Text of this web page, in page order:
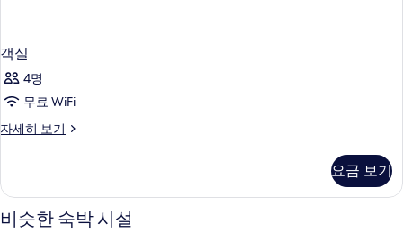
객실
4명
무료 WiFi
자세히 보기
객
히
기
요금 보기
비슷한 숙박 시설